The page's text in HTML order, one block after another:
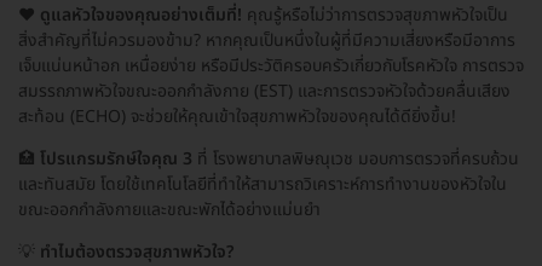
❤️ ดูแลหัวใจของคุณอย่างเต็มที่! คุณรู้หรือไม่ว่าการตรวจสุขภาพหัวใจเป็น
สิ่งสำคัญที่ไม่ควรมองข้าม? หากคุณเป็นหนึ่งในผู้ที่มีความเสี่ยงหรือมีอาการ
เจ็บแน่นหน้าอก เหนื่อยง่าย หรือมีประวัติครอบครัวเกี่ยวกับโรคหัวใจ การตรวจ
สมรรถภาพหัวใจขณะออกกำลังกาย (EST) และการตรวจหัวใจด้วยคลื่นเสียง
สะท้อน (ECHO) จะช่วยให้คุณเข้าใจสุขภาพหัวใจของคุณได้ดียิ่งขึ้น!
🏥 โปรแกรมรักษ์ใจคุณ 3 ที่ โรงพยาบาลพิษณุเวช มอบการตรวจที่ครบถ้วน
และทันสมัย โดยใช้เทคโนโลยีที่ทำให้สามารถวิเคราะห์การทำงานของหัวใจใน
ขณะออกกำลังกายและขณะพักได้อย่างแม่นยำ
💡 ทำไมต้องตรวจสุขภาพหัวใจ?